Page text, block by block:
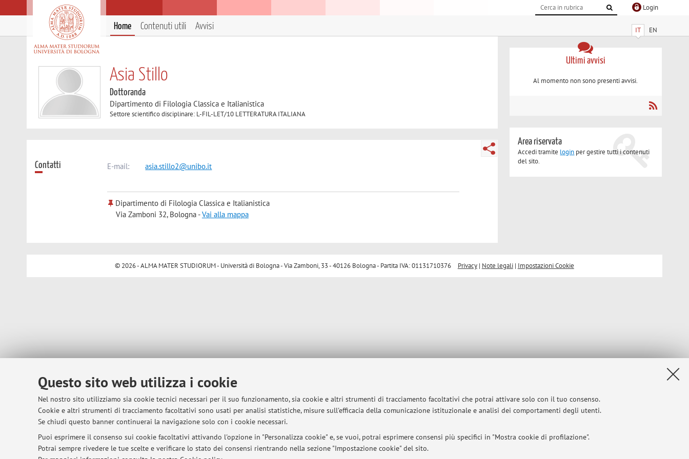
Questo sito web utilizza i cookie
Nel nostro sito utilizziamo sia cookie tecnici necessari per il suo funzionamento, sia cookie e altri strumenti di tracciamento facoltativi che potrai attivare solo con il tuo consenso.
Cookie e altri strumenti di tracciamento facoltativi sono usati per analisi statistiche, misure sull'efficacia della comunicazione istituzionale e analisi dei comportamenti degli utenti.
Se chiudi questo banner continuerai la navigazione solo con i cookie necessari.
Puoi esprimere il consenso sui cookie facoltativi attivando l'opzione in "Personalizza cookie" e, se vuoi, potrai esprimere consensi più specifici in "Mostra cookie di profilazione".
Potrai sempre rivedere le tue scelte e verificare lo stato dei consensi rientrando nella sezione "Impostazione cookie" del sito.
Login
IT EN
Home Contenuti utili Avvisi
Asia Stillo
Dottoranda
Dipartimento di Filologia Classica e Italianistica
Settore scientifico disciplinare: L-FIL-LET/10 LETTERATURA ITALIANA
Contatti E-mail: asia.stillo2@unibo.it
Dipartimento di Filologia Classica e Italianistica
Via Zamboni 32, Bologna -Vai alla mappa
Ultimi avvisi
Al momento non sono presenti avvisi.
Area riservata
Accedi tramite login per gestire tutti i contenuti
del sito.
© 2026 - ALMA MATER STUDIORUM - Università di Bologna - Via Zamboni, 33 - 40126 Bologna - Partita IVA: 01131710376 Privacy| Note legali| Impostazioni Cookie